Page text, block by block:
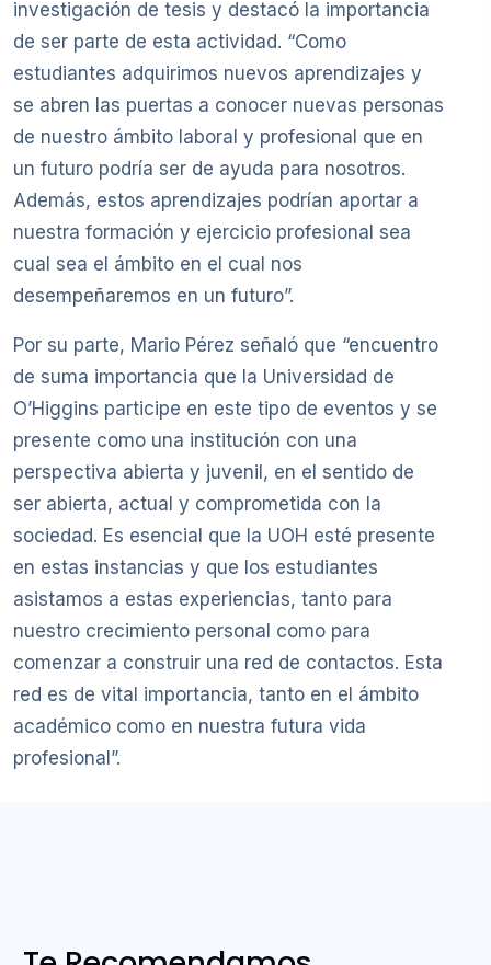
investigación de tesis y destacó la importancia
de ser parte de esta actividad. “Como
estudiantes adquirimos nuevos aprendizajes y
se abren las puertas a conocer nuevas personas
de nuestro ámbito laboral y profesional que en
un futuro podría ser de ayuda para nosotros.
Además, estos aprendizajes podrían aportar a
nuestra formación y ejercicio profesional sea
cual sea el ámbito en el cual nos
desempeñaremos en un futuro”.
Por su parte, Mario Pérez señaló que “encuentro
de suma importancia que la Universidad de
O’Higgins participe en este tipo de eventos y se
presente como una institución con una
perspectiva abierta y juvenil, en el sentido de
ser abierta, actual y comprometida con la
sociedad. Es esencial que la UOH esté presente
en estas instancias y que los estudiantes
asistamos a estas experiencias, tanto para
nuestro crecimiento personal como para
comenzar a construir una red de contactos. Esta
red es de vital importancia, tanto en el ámbito
académico como en nuestra futura vida
profesional”.